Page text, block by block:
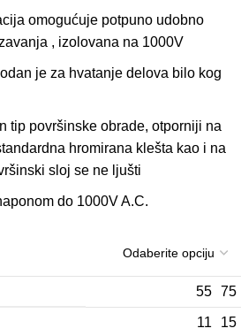
omogućuje potpuno udobno
, izolovana na 1000V
je za hvatanje delova bilo kog
tip površinske obrade, otporniji na
hromirana klešta kao i na
sloj se ne ljušti
do 1000V A.C.
55 75
11 15